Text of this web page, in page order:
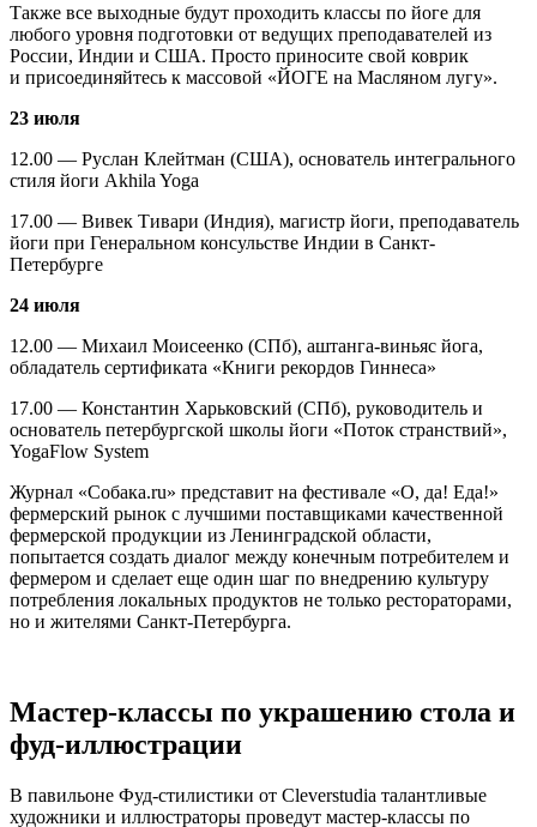
Также все выходные будут проходить классы по йоге для
любого уровня подготовки от ведущих преподавателей из
России, Индии и США. Просто приносите свой коврик
и присоединяйтесь к массовой «ЙОГЕ на Масляном лугу».
23 июля
12.00 — Руслан Клейтман (США), основатель интегрального
стиля йоги Akhila Yoga
17.00 — Вивек Тивари (Индия), магистр йоги, преподаватель
йоги при Генеральном консульстве Индии в Санкт-
Петербурге
24 июля
12.00 — Михаил Моисеенко (СПб), аштанга-виньяс йога,
обладатель сертификата «Книги рекордов Гиннеса»
17.00 — Константин Харьковский (СПб), руководитель и
основатель петербургской школы йоги «Поток странствий»,
YogaFlow System
Журнал «Собака.ru» представит на фестивале «О, да! Еда!»
фермерский рынок с лучшими поставщиками качественной
фермерской продукции из Ленинградской области,
попытается создать диалог между конечным потребителем и
фермером и сделает еще один шаг по внедрению культуру
потребления локальных продуктов не только рестораторами,
но и жителями Санкт-Петербурга.
Мастер-классы по украшению стола и
фуд-иллюстрации
В павильоне Фуд-стилистики от Cleverstudia талантливые
художники и иллюстраторы проведут мастер-классы по